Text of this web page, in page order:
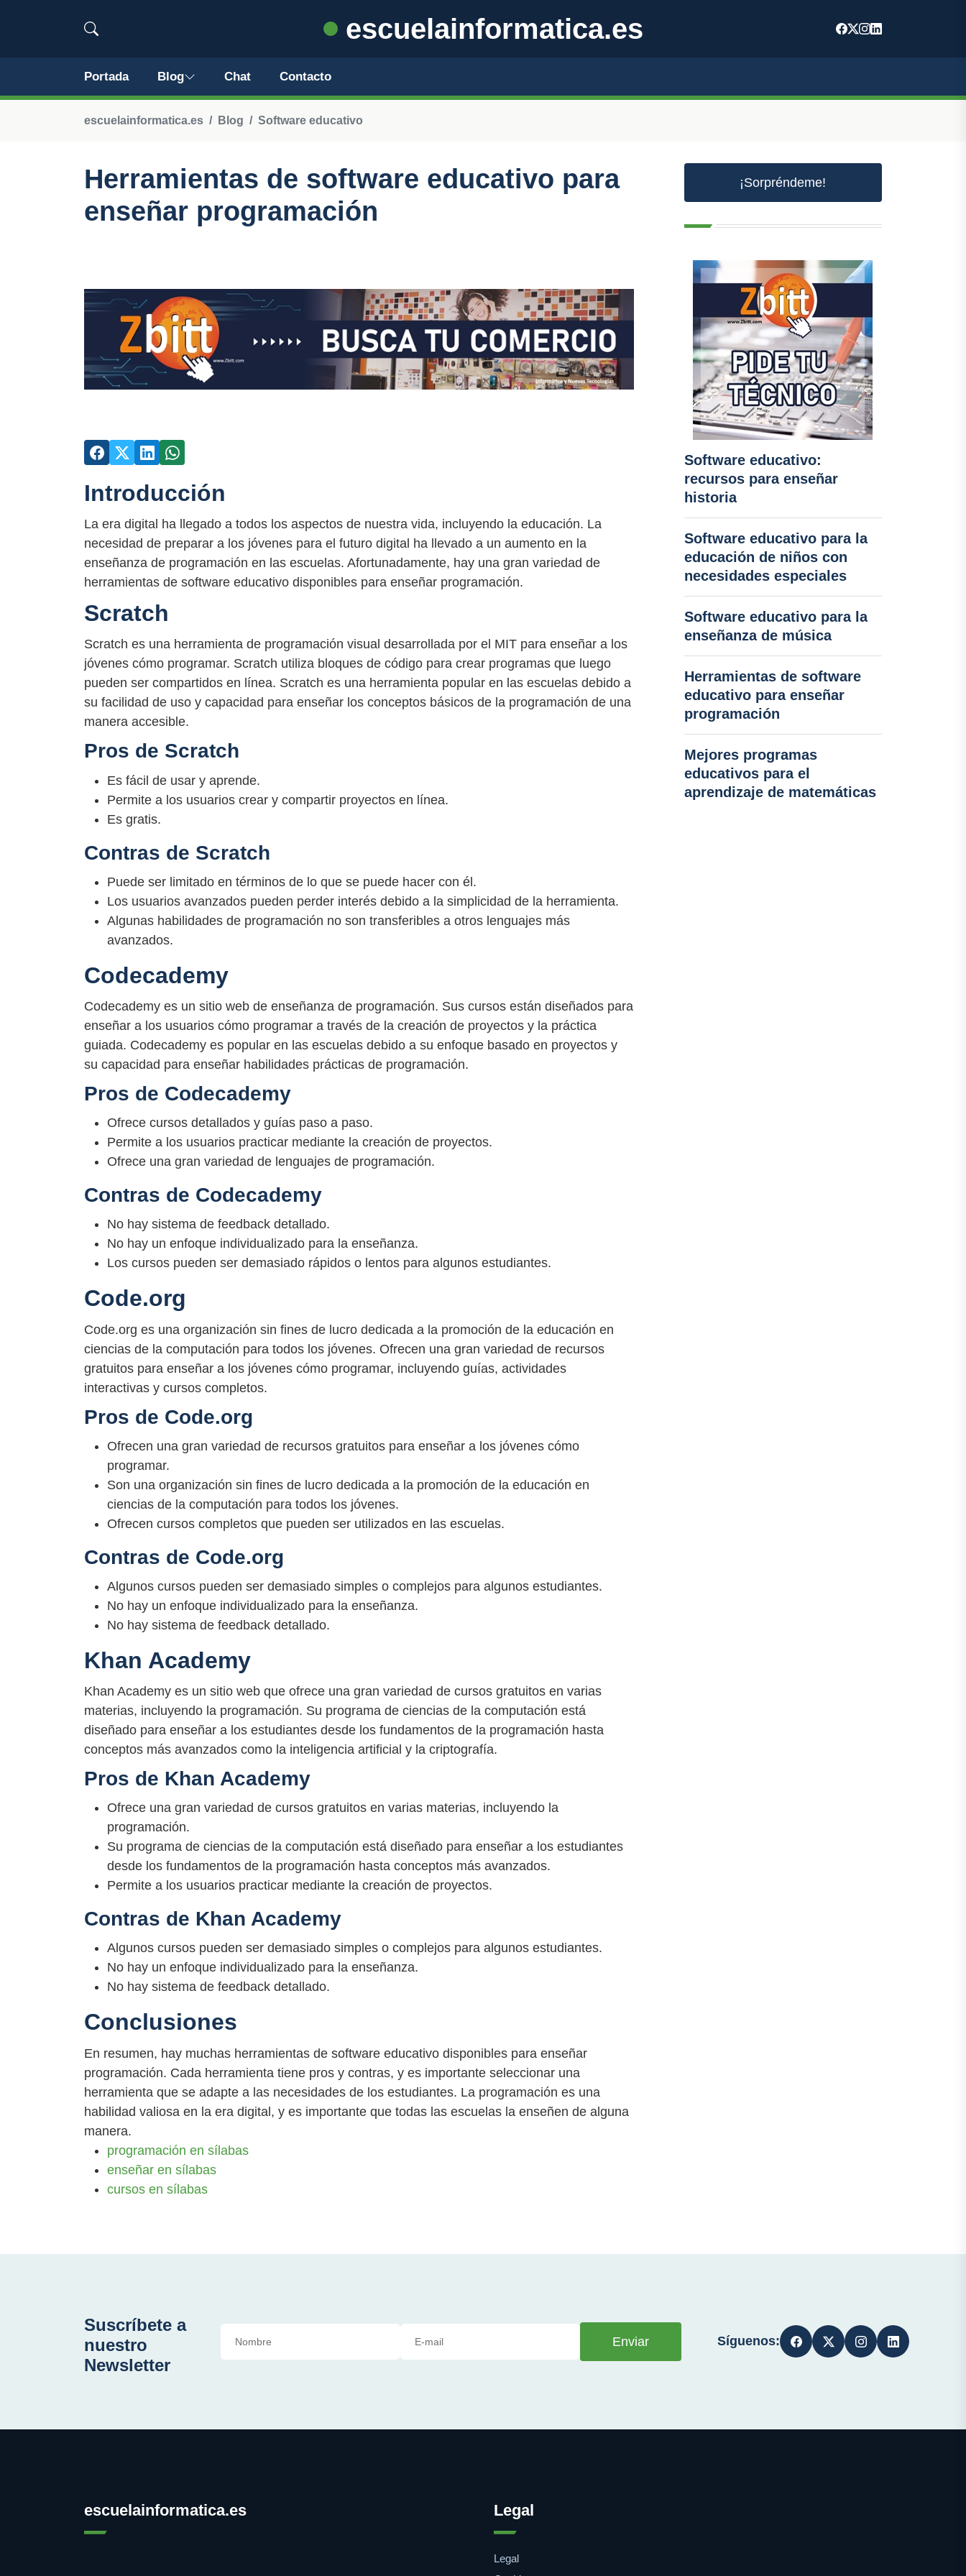
escuelainformatica.es
Portada Blog Chat Contacto
escuelainformatica.es Blog Software educativo
Herramientas de software educativo para
enseñar programación
Introducción
La era digital ha llegado a todos los aspectos de nuestra vida, incluyendo la educación. La
necesidad de preparar a los jóvenes para el futuro digital ha llevado a un aumento en la
enseñanza de programación en las escuelas. Afortunadamente, hay una gran variedad de
herramientas de software educativo disponibles para enseñar programación.
Scratch
Scratch es una herramienta de programación visual desarrollada por el MIT para enseñar a los
jóvenes cómo programar. Scratch utiliza bloques de código para crear programas que luego
pueden ser compartidos en línea. Scratch es una herramienta popular en las escuelas debido a
su facilidad de uso y capacidad para enseñar los conceptos básicos de la programación de una
manera accesible.
Pros de Scratch
Es fácil de usar y aprende.
Permite a los usuarios crear y compartir proyectos en línea.
Es gratis.
Contras de Scratch
Puede ser limitado en términos de lo que se puede hacer con él.
Los usuarios avanzados pueden perder interés debido a la simplicidad de la herramienta.
Algunas habilidades de programación no son transferibles a otros lenguajes más
avanzados.
Codecademy
Codecademy es un sitio web de enseñanza de programación. Sus cursos están diseñados para
enseñar a los usuarios cómo programar a través de la creación de proyectos y la práctica
guiada. Codecademy es popular en las escuelas debido a su enfoque basado en proyectos y
su capacidad para enseñar habilidades prácticas de programación.
Pros de Codecademy
Ofrece cursos detallados y guías paso a paso.
Permite a los usuarios practicar mediante la creación de proyectos.
Ofrece una gran variedad de lenguajes de programación.
Contras de Codecademy
No hay sistema de feedback detallado.
No hay un enfoque individualizado para la enseñanza.
Los cursos pueden ser demasiado rápidos o lentos para algunos estudiantes.
Code.org
Code.org es una organización sin fines de lucro dedicada a la promoción de la educación en
ciencias de la computación para todos los jóvenes. Ofrecen una gran variedad de recursos
gratuitos para enseñar a los jóvenes cómo programar, incluyendo guías, actividades
interactivas y cursos completos.
Pros de Code.org
Ofrecen una gran variedad de recursos gratuitos para enseñar a los jóvenes cómo
programar.
Son una organización sin fines de lucro dedicada a la promoción de la educación en
ciencias de la computación para todos los jóvenes.
Ofrecen cursos completos que pueden ser utilizados en las escuelas.
Contras de Code.org
Algunos cursos pueden ser demasiado simples o complejos para algunos estudiantes.
No hay un enfoque individualizado para la enseñanza.
No hay sistema de feedback detallado.
Khan Academy
Khan Academy es un sitio web que ofrece una gran variedad de cursos gratuitos en varias
materias, incluyendo la programación. Su programa de ciencias de la computación está
diseñado para enseñar a los estudiantes desde los fundamentos de la programación hasta
conceptos más avanzados como la inteligencia artificial y la criptografía.
Pros de Khan Academy
Ofrece una gran variedad de cursos gratuitos en varias materias, incluyendo la
programación.
Su programa de ciencias de la computación está diseñado para enseñar a los estudiantes
desde los fundamentos de la programación hasta conceptos más avanzados.
Permite a los usuarios practicar mediante la creación de proyectos.
Contras de Khan Academy
Algunos cursos pueden ser demasiado simples o complejos para algunos estudiantes.
No hay un enfoque individualizado para la enseñanza.
No hay sistema de feedback detallado.
Conclusiones
En resumen, hay muchas herramientas de software educativo disponibles para enseñar
programación. Cada herramienta tiene pros y contras, y es importante seleccionar una
herramienta que se adapte a las necesidades de los estudiantes. La programación es una
habilidad valiosa en la era digital, y es importante que todas las escuelas la enseñen de alguna
manera.
programación en sílabas
enseñar en sílabas
cursos en sílabas
¡Sorpréndeme!
Software educativo:
recursos para enseñar
historia
Software educativo para la
educación de niños con
necesidades especiales
Software educativo para la
enseñanza de música
Herramientas de software
educativo para enseñar
programación
Mejores programas
educativos para el
aprendizaje de matemáticas
Suscríbete a
nuestro
Newsletter
Enviar Síguenos:
escuelainformatica.es Legal
Legal